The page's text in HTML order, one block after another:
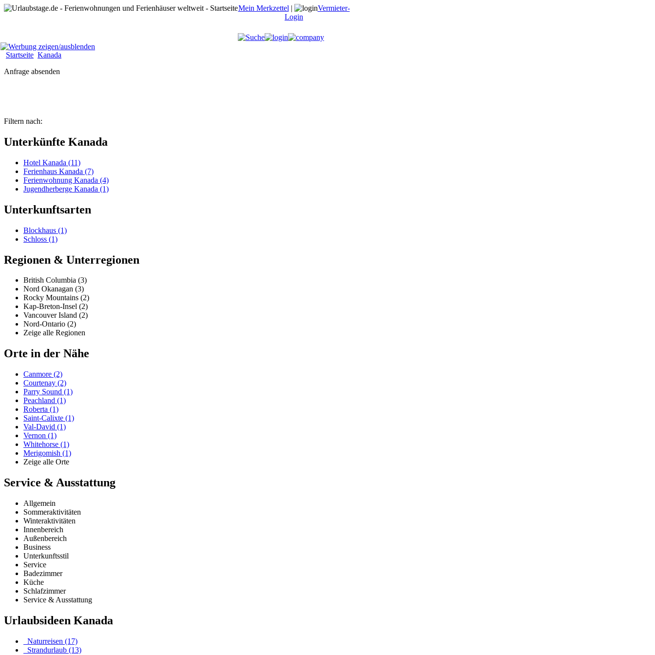
Mein Merkzettel |
Vermieter-
Login
Startseite Kanada
Anfrage absenden
Filtern nach:
Unterkünfte Kanada
Hotel Kanada (11)
Ferienhaus Kanada (7)
Ferienwohnung Kanada (4)
Jugendherberge Kanada (1)
Unterkunftsarten
Blockhaus (1)
Schloss (1)
Regionen & Unterregionen
British Columbia (3)
Nord Okanagan (3)
Rocky Mountains (2)
Kap-Breton-Insel (2)
Vancouver Island (2)
Nord-Ontario (2)
Zeige alle Regionen
Orte in der Nähe
Canmore (2)
Courtenay (2)
Parry Sound (1)
Peachland (1)
Roberta (1)
Saint-Calixte (1)
Val-David (1)
Vernon (1)
Whitehorse (1)
Merigomish (1)
Zeige alle Orte
Service & Ausstattung
Allgemein
Sommeraktivitäten
Winteraktivitäten
Innenbereich
Außenbereich
Business
Unterkunftsstil
Service
Badezimmer
Küche
Schlafzimmer
Service & Ausstattung
Urlaubsideen Kanada
Naturreisen (17)
Strandurlaub (13)